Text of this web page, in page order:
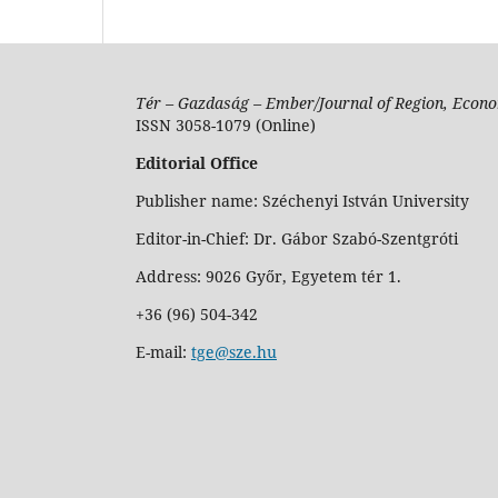
Tér – Gazdaság – Ember/Journal of Region,
ISSN 3058-1079 (Online)
Editorial Office
Publisher name: Széchenyi István University
Editor-in-Chief: Dr. Gábor Szabó-Szentgróti
Address: 9026 Győr, Egyetem tér 1.
+36 (96) 504-342
E-mail: tge@sze.hu